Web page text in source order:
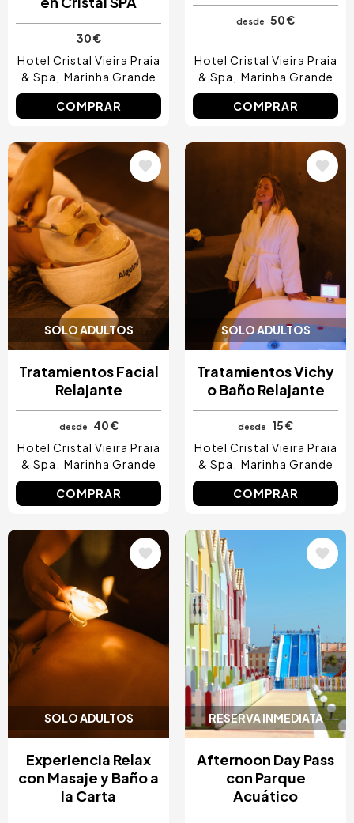
30 €
Hotel Cristal Vieira Praia
& Spa
Marinha Grande
COMPRAR
desde 50 €
Hotel Cristal Vieira Praia
& Spa
Marinha Grande
COMPRAR
SOLO ADULTOS
Image
Tratamientos Facial
Relajante
desde
40 €
Hotel Cristal Vieira Praia
& Spa
Marinha Grande
COMPRAR
SOLO ADULTOS
Image
Tratamientos Vichy
o Baño Relajante
desde
15 €
Hotel Cristal Vieira Praia
& Spa
Marinha Grande
COMPRAR
SOLO ADULTOS
Image
Experiencia Relax
con Masaje y Baño a
la Carta
RESERVA INMEDIATA
Image
Afternoon Day Pass
con Parque
Acuático